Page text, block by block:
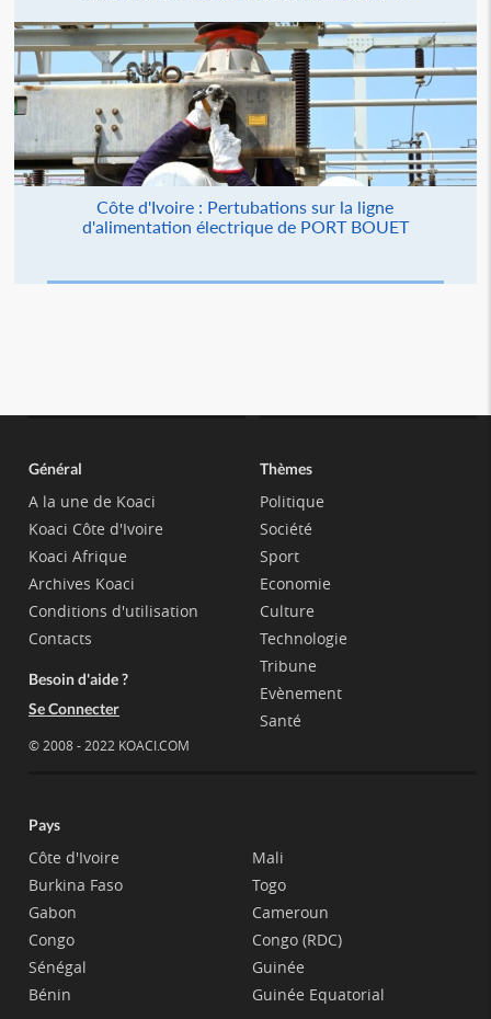
Côte d'Ivoire : Pertubations sur la ligne
d'alimentation électrique de PORT BOUET
Général
A la une de Koaci
Koaci Côte d'Ivoire
Koaci Afrique
Archives Koaci
Conditions d'utilisation
Contacts
Besoin d'aide ?
Se Connecter
© 2008 - 2022 KOACI.COM
Thèmes
Politique
Société
Sport
Economie
Culture
Technologie
Tribune
Evènement
Santé
Pays
Côte d'Ivoire
Burkina Faso
Gabon
Congo
Sénégal
Bénin
Mali
Togo
Cameroun
Congo (RDC)
Guinée
Guinée Equatorial